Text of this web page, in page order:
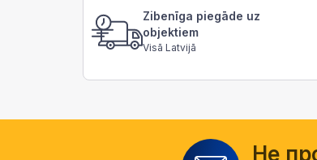
Zibenīga piegāde uz
objektiem
Visā Latvijā
Не